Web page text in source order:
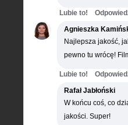
Lubie to!
Agnieszka
Najlepsza jakość,
pewno tu wrócę!
Lubie to!
Rafał Jabłoński
W końcu coś, co
jakości. Super!